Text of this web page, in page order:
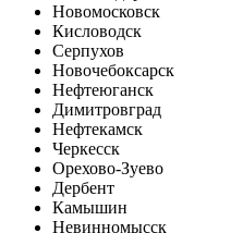
Новомосковск
Кисловодск
Серпухов
Новочебоксарск
Нефтеюганск
Димитровград
Нефтекамск
Черкесск
Орехово-Зуево
Дербент
Камышин
Невинномысск